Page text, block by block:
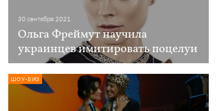
30 сентября 2021
Ольга Фреймут научила
украинцев имитировать поцелуи
ШОУ-БИЗ